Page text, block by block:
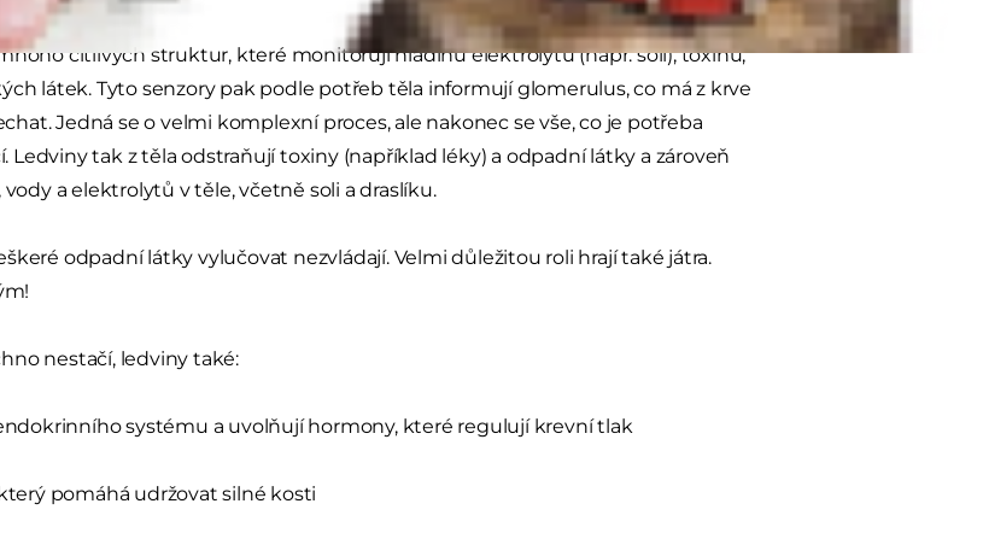
citlivých struktur, které monitorují hladinu elektrolytů (např. soli), toxinů,
látek. Tyto senzory pak podle potřeb těla informují glomerulus, co má z krve
Jedná se o velmi komplexní proces, ale nakonec se vše, co je potřeba
Ledviny tak z těla odstraňují toxiny (například léky) a odpadní látky a zároveň
a elektrolytů v těle, včetně soli a draslíku.
odpadní látky vylučovat nezvládají. Velmi důležitou roli hrají také játra.
nestačí, ledviny také:
systému a uvolňují hormony, které regulují krevní tlak
pomáhá udržovat silné kosti